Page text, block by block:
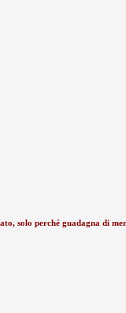
solo perché guadagna di